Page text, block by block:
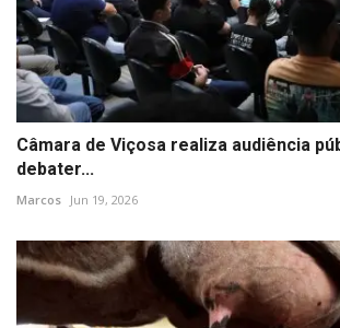
Câmara de Viçosa realiza audiência
debater...
Marcos Jun 19, 2026